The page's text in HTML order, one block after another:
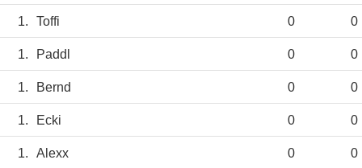
1. Toffi 0 0
1. Paddl 0 0
1. Bernd 0 0
1. Ecki 0 0
1. Alexx 0 0